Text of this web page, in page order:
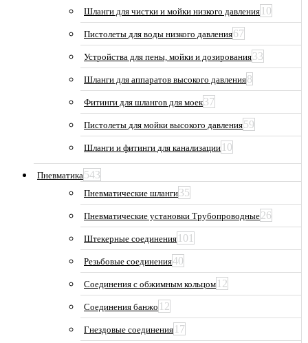
Шланги для чистки и мойки низкого давления 10
Пистолеты для воды низкого давления67
Устройства для пены, мойки и дозирования33
Шланги для аппаратов высокого давления8
Фитинги для шлангов для моек37
Пистолеты для мойки высокого давления59
Шланги и фитинги для канализации 10
Пневматика543
Пневматические шланги35
Пневматические установки Трубопроводные26
Штекерные соединения 101
Резьбовые соединения40
Соединения с обжимным кольцом 12
Соединения банжо 12
Гнездовые соединения 17